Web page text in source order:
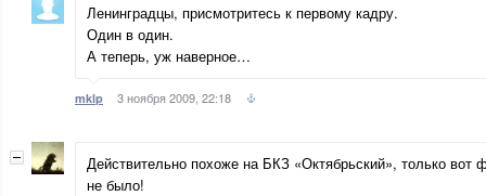
Ленинградцы, присмотритесь к первому кадру.
Один в один.
А теперь, уж наверное…
mklp 3 ноября 2009, 22:18
Действительно похоже на БКЗ «Октябрьский», только вот
не было!